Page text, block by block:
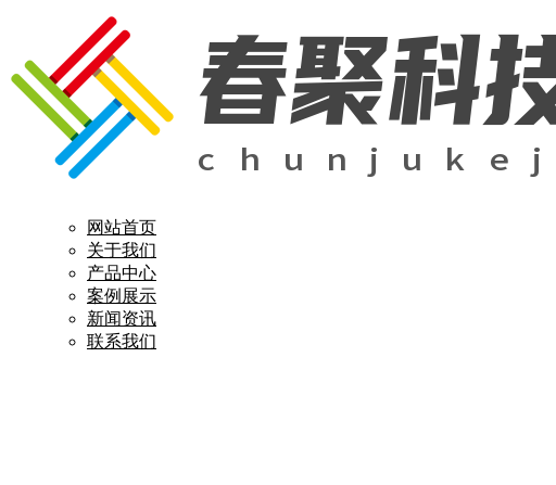
网站首页
关于我们
产品中心
案例展示
新闻资讯
联系我们